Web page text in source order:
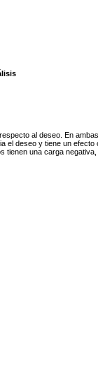
al deseo. En
deseo y tiene un
una carga